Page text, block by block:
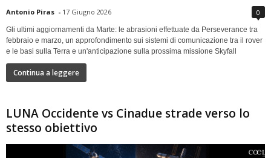
Antonio Piras - 17 Giugno 2026 0
Gli ultimi aggiornamenti da Marte: le abrasioni effettuate da Perseverance tra
febbraio e marzo, un approfondimento sui sistemi di comunicazione tra il rover
e le basi sulla Terra e un'anticipazione sulla prossima missione Skyfall
Continua a leggere
LUNA Occidente vs Cinadue strade verso lo
stesso obiettivo